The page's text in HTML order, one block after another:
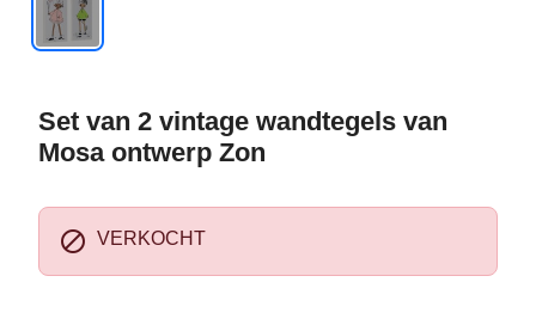
Set van 2 vintage wandtegels van
Mosa ontwerp Zon
 VERKOCHT